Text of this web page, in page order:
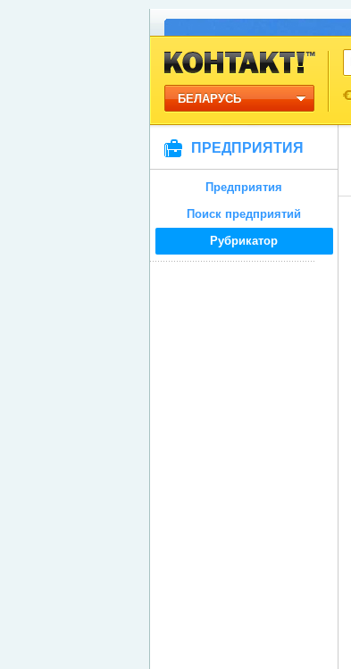
БЕЛАРУСЬ
ПРЕДПРИЯТИЯ
Предприятия
Поиск предприятий
Рубрикатор